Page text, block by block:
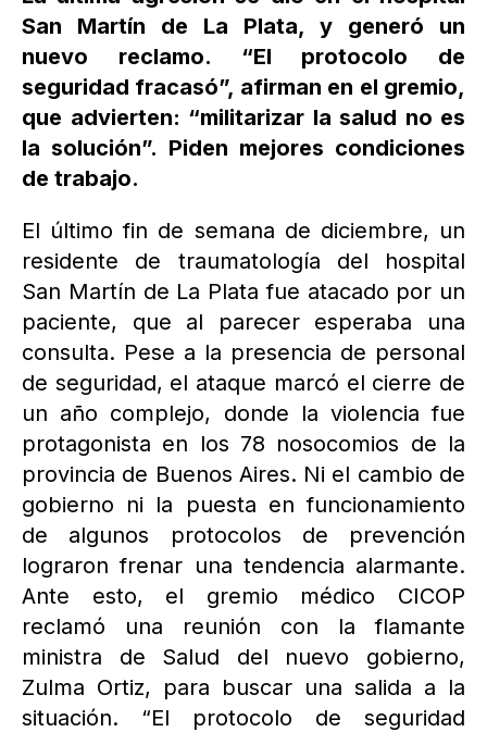
San Martín de La Plata, y generó un
nuevo reclamo. “El protocolo de
seguridad fracasó”, afirman en el gremio,
que advierten: “militarizar la salud no es
la solución”. Piden mejores condiciones
de trabajo.
El último fin de semana de diciembre, un
residente de traumatología del hospital
San Martín de La Plata fue atacado por un
paciente, que al parecer esperaba una
consulta. Pese a la presencia de personal
de seguridad, el ataque marcó el cierre de
un año complejo, donde la violencia fue
protagonista en los 78 nosocomios de la
provincia de Buenos Aires. Ni el cambio de
gobierno ni la puesta en funcionamiento
de algunos protocolos de prevención
lograron frenar una tendencia alarmante.
Ante esto, el gremio médico CICOP
reclamó una reunión con la flamante
ministra de Salud del nuevo gobierno,
Zulma Ortiz, para buscar una salida a la
situación. “El protocolo de seguridad